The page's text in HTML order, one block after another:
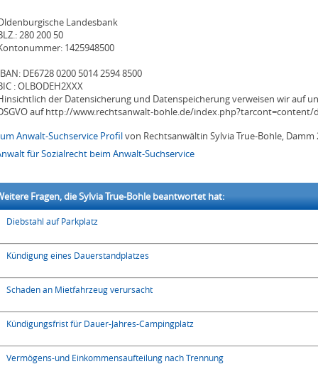
Landesbank
280 200 50
1425948500
DE6728 0200 5014 2594 8500
: OLBODEH2XXX
der Datensicherung und Datenspeicherung verweisen wir auf
auf http://www.rechtsanwalt-bohle.de/index.php?tarcont=content/
Anwalt-Suchservice Profilvon Rechtsanwältin Sylvia True-Bohle, Damm
für Sozialrecht beim Anwalt-Suchservice
Fragen, die Sylvia True-Bohle beantwortet hat:
Diebstahl auf Parkplatz
Kündigung eines Dauerstandplatzes
Schaden an Mietfahrzeug verursacht
Kündigungsfrist für Dauer-Jahres-Campingplatz
Vermögens-und Einkommensaufteilung nach Trennung